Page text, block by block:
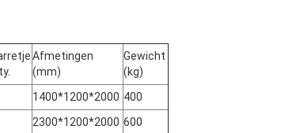
Afmetingen
(mm)
Gewicht
(kg)
1400*1200*2000 400
2300*1200*2000 600